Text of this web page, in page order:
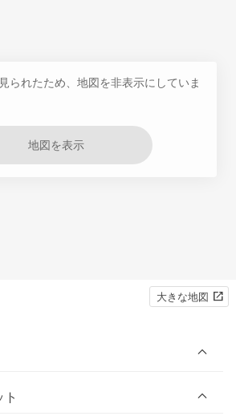
られたため、地図を非表示にしていま
地図を表示
大きな地図